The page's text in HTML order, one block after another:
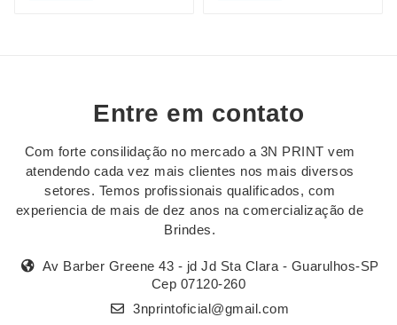
Entre em contato
Com forte consilidação no mercado a 3N PRINT vem
atendendo cada vez mais clientes nos mais diversos
setores. Temos profissionais qualificados, com
experiencia de mais de dez anos na comercialização de
Brindes.
Av Barber Greene 43 - jd Jd Sta Clara - Guarulhos-SP
Cep 07120-260
3nprintoficial@gmail.com